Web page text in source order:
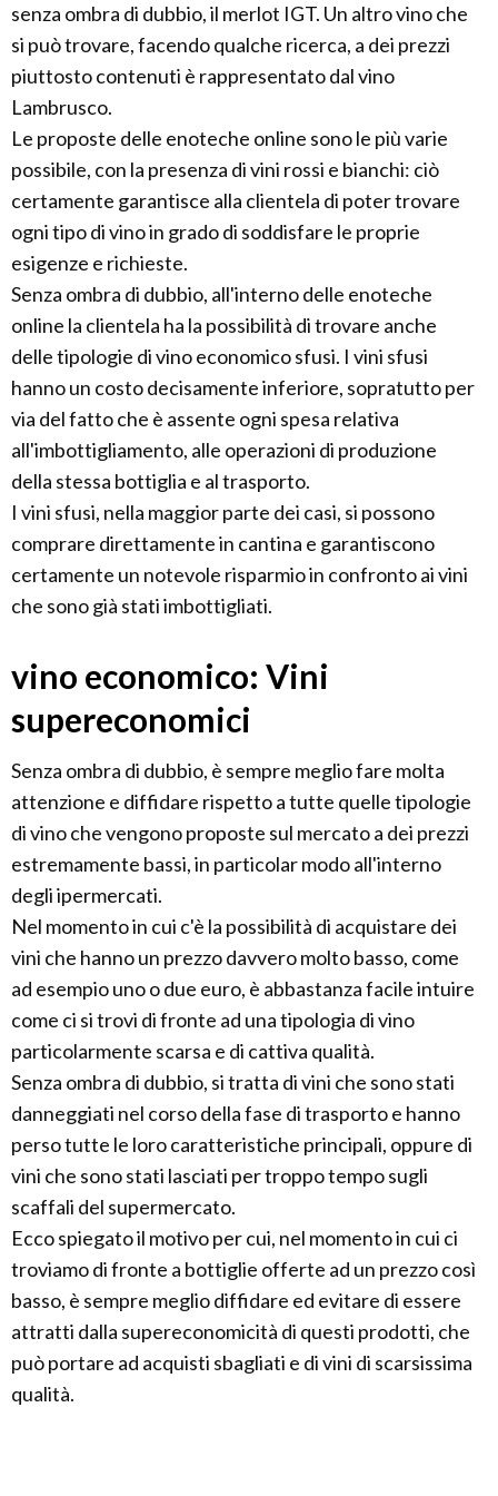
senza ombra di dubbio, il merlot IGT. Un altro vino che
si può trovare, facendo qualche ricerca, a dei prezzi
piuttosto contenuti è rappresentato dal vino
Lambrusco.
Le proposte delle enoteche online sono le più varie
possibile, con la presenza di vini rossi e bianchi: ciò
certamente garantisce alla clientela di poter trovare
ogni tipo di vino in grado di soddisfare le proprie
esigenze e richieste.
Senza ombra di dubbio, all'interno delle enoteche
online la clientela ha la possibilità di trovare anche
delle tipologie di vino economico sfusi. I vini sfusi
hanno un costo decisamente inferiore, sopratutto per
via del fatto che è assente ogni spesa relativa
all'imbottigliamento, alle operazioni di produzione
della stessa bottiglia e al trasporto.
I vini sfusi, nella maggior parte dei casi, si possono
comprare direttamente in cantina e garantiscono
certamente un notevole risparmio in confronto ai vini
che sono già stati imbottigliati.
vino economico: Vini
supereconomici
Senza ombra di dubbio, è sempre meglio fare molta
attenzione e diffidare rispetto a tutte quelle tipologie
di vino che vengono proposte sul mercato a dei prezzi
estremamente bassi, in particolar modo all'interno
degli ipermercati.
Nel momento in cui c'è la possibilità di acquistare dei
vini che hanno un prezzo davvero molto basso, come
ad esempio uno o due euro, è abbastanza facile intuire
come ci si trovi di fronte ad una tipologia di vino
particolarmente scarsa e di cattiva qualità.
Senza ombra di dubbio, si tratta di vini che sono stati
danneggiati nel corso della fase di trasporto e hanno
perso tutte le loro caratteristiche principali, oppure di
vini che sono stati lasciati per troppo tempo sugli
scaffali del supermercato.
Ecco spiegato il motivo per cui, nel momento in cui ci
troviamo di fronte a bottiglie offerte ad un prezzo così
basso, è sempre meglio diffidare ed evitare di essere
attratti dalla supereconomicità di questi prodotti, che
può portare ad acquisti sbagliati e di vini di scarsissima
qualità.